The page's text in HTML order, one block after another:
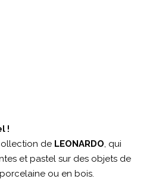
!
de LEONARDO, qui
et pastel sur des objets de
ou en bois.